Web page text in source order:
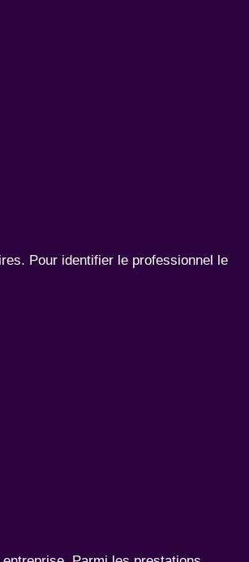
Pour identifier le professionnel le